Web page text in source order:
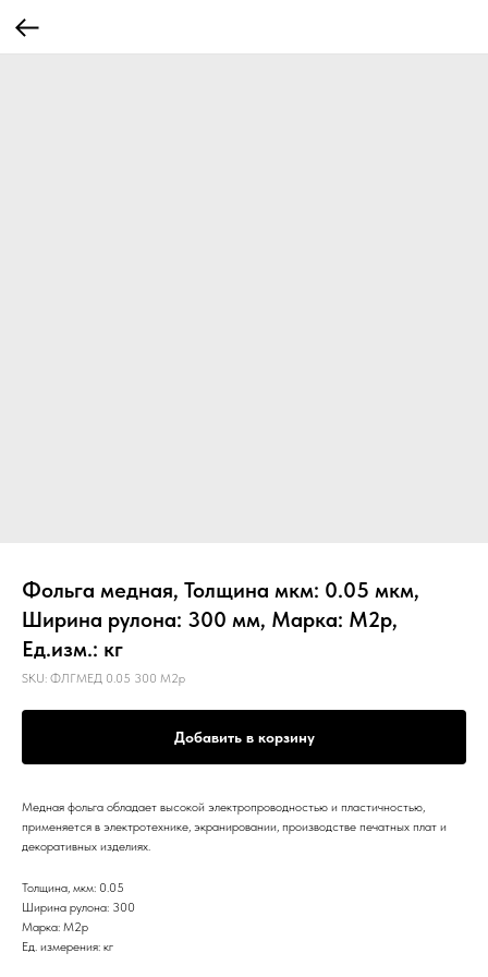
Фольга медная, Толщина мкм: 0.05 мкм,
Ширина рулона: 300 мм, Марка: М2р,
Ед.изм.: кг
SKU: ФЛГМЕД 0.05 300 М2р
Добавить в корзину
Медная фольга обладает высокой электропроводностью и пластичностью,
применяется в электротехнике, экранировании, производстве печатных плат и
декоративных изделиях.
Толщина, мкм: 0.05
Ширина рулона: 300
Марка: М2р
Ед. измерения: кг